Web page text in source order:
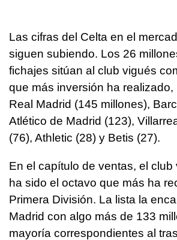
Las cifras del Celta en el
siguen subiendo. Los 26
fichajes sitúan al club vigués
que más inversión ha realizado,
Real Madrid (145 millones),
Atlético de Madrid (123),
(76), Athletic (28) y Betis (27).
En el capítulo de ventas, el club
ha sido el octavo que más ha
Primera División. La lista la
Madrid con algo más de 133
mayoría correspondientes al